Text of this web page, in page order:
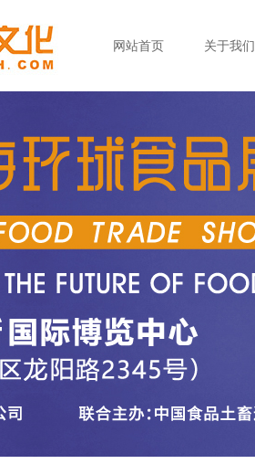
网站首页 关于我们